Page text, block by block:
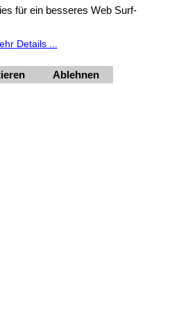
Wien, Fischerstiege 4-8
für ein besseres Web Surf-
Details ...
Ablehnen